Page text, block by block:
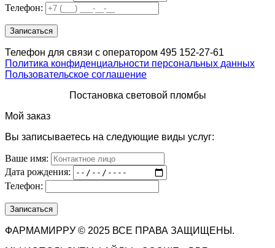
Телефон:
Телефон для связи с оператором 495 152-27-61
Политика конфиденциальности персональных данных
Пользовательское соглашение
Постановка световой пломбы
Мой заказ
Вы записываетесь на следующие виды услуг:
Ваше имя:
Дата рождения:
Телефон:
ФАРМАМИРРУ © 2025 ВСЕ ПРАВА ЗАЩИЩЕНЫ.